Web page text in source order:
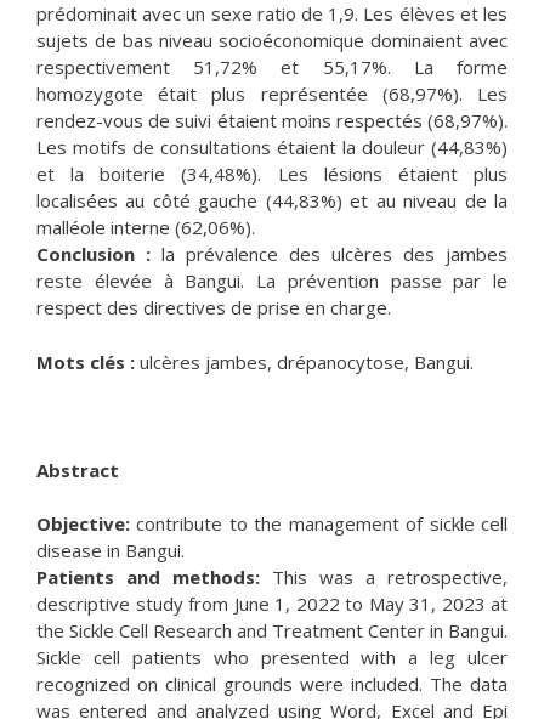
prédominait avec un sexe ratio de 1,9. Les élèves et les
sujets de bas niveau socioéconomique dominaient avec
respectivement 51,72% et 55,17%. La forme
homozygote était plus représentée (68,97%). Les
rendez-vous de suivi étaient moins respectés (68,97%).
Les motifs de consultations étaient la douleur (44,83%)
et la boiterie (34,48%). Les lésions étaient plus
localisées au côté gauche (44,83%) et au niveau de la
malléole interne (62,06%).
Conclusion : la prévalence des ulcères des jambes
reste élevée à Bangui. La prévention passe par le
respect des directives de prise en charge.
Mots clés : ulcères jambes, drépanocytose, Bangui.
Abstract
Objective: contribute to the management of sickle cell
disease in Bangui.
Patients and methods: This was a retrospective,
descriptive study from June 1, 2022 to May 31, 2023 at
the Sickle Cell Research and Treatment Center in Bangui.
Sickle cell patients who presented with a leg ulcer
recognized on clinical grounds were included. The data
was entered and analyzed using Word, Excel and Epi